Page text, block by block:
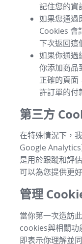
記住您的資
如果您通過
Cookies 會
下次返回這
如果你通過
你添加商品
正確的頁面
許訂單的付
第三方
在特殊情況下，
Google
是用於跟蹤和評
可以為您提供更
管理
當你第一次造訪
cookies與相關功
即表示你理解並